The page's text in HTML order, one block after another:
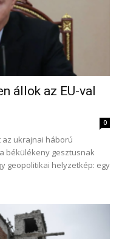
állok az EU-val
0
az ukrajnai háború
békülékeny gesztusnak
geopolitikai helyzetkép: egy